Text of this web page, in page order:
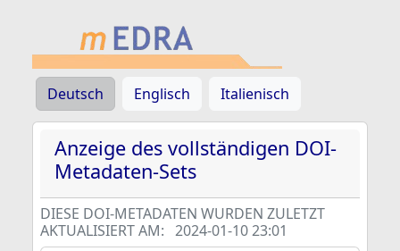
Deutsch Englisch Italienisch
Anzeige des vollständigen DOI-
Metadaten-Sets
DIESE DOI-METADATEN WURDEN ZULETZT
AKTUALISIERT AM: 2024-01-10 23:01